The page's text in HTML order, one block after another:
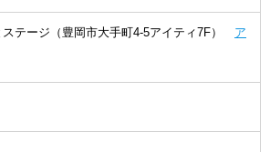
テージ（豊岡市大手町4-5アイティ7F） ア